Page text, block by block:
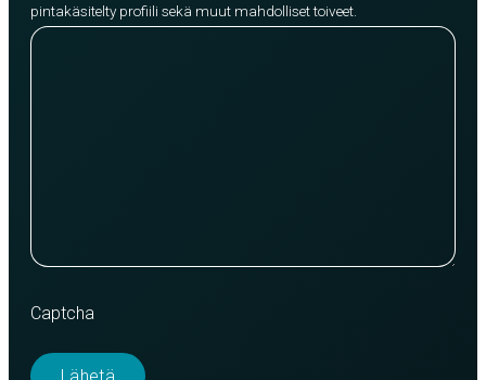
pintakäsitelty profiili sekä muut mahdolliset toiveet.
Captcha